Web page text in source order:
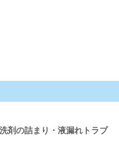
剤の詰まり・液漏れトラブ